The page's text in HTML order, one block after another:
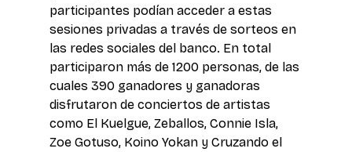
participantes podían acceder a estas
sesiones privadas a través de sorteos en
las redes sociales del banco. En total
participaron más de 1200 personas, de las
cuales 390 ganadores y ganadoras
disfrutaron de conciertos de artistas
como El Kuelgue, Zeballos, Connie Isla,
Zoe Gotuso, Koino Yokan y Cruzando el